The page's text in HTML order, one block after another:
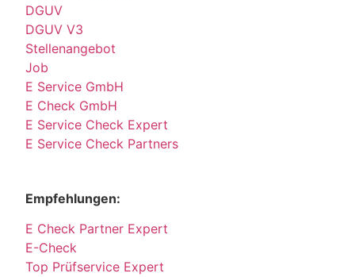
DGUV
DGUV V3
Stellenangebot
Job
E Service GmbH
E Check GmbH
E Service Check Expert
E Service Check Partners
Empfehlungen:
E Check Partner Expert
E-Check
Top Prüfservice Expert